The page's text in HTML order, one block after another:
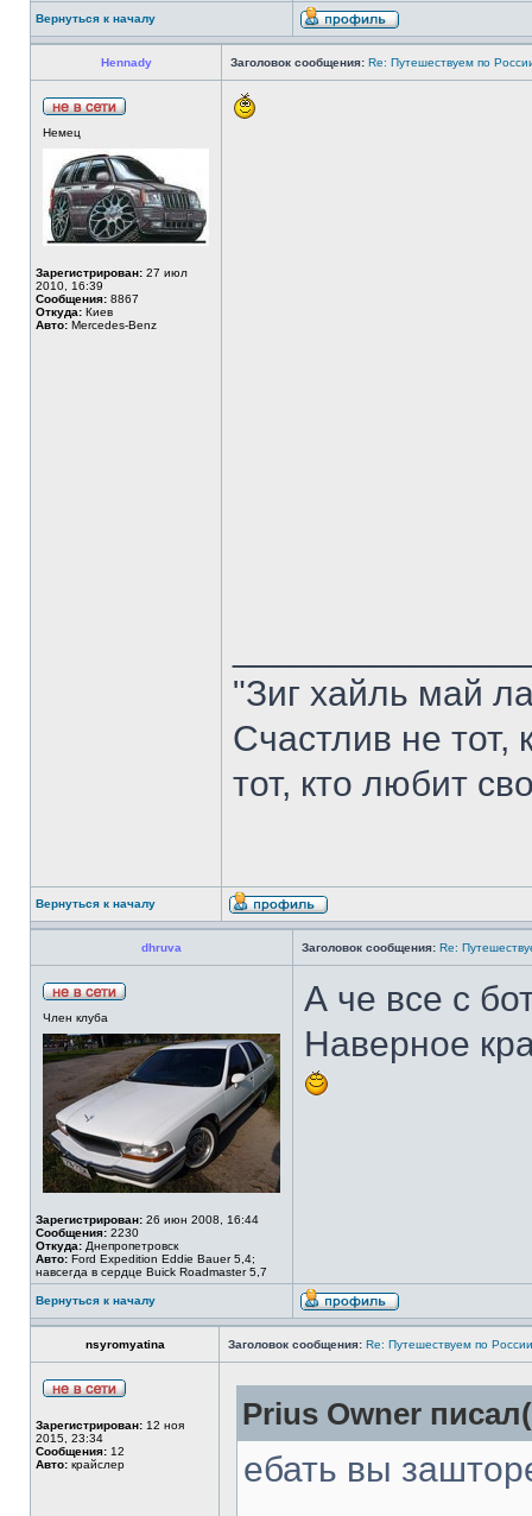
Вернуться к началу
Hennady Заголовок сообщения: Re: Путешествуем по
Немец
Зарегистрирован: 27 июл
2010, 16:39
Сообщения: 8867
Откуда: Киев
Авто: Mercedes-Benz
"Зиг хайль май
Счастлив не тот,
тот, кто любит
Вернуться к началу
dhruva Заголовок сообщения: Re:
Член клуба
Зарегистрирован: 26 июн 2008, 16:44
Сообщения: 2230
Откуда: Днепропетровск
Авто: Ford Expedition Eddie Bauer 5,4;
навсегда в сердце Buick Roadmaster 5,7
А че все с
Наверное
Вернуться к началу
nsyromyatina Заголовок сообщения: Re: Путешествуем по
Зарегистрирован: 12 ноя
2015, 23:34
Сообщения: 12
Авто: крайслер
Prius Owner
ебать вы